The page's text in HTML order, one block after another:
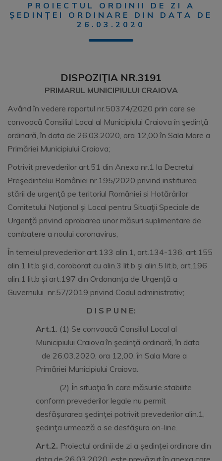
PROIECTUL ORDINII DE ZI A
ȘEDINȚEI ORDINARE DIN DATA DE
26.03.2020
DISPOZIŢIA NR.3191
PRIMARUL MUNICIPIULUI CRAIOVA
Având în vedere raportul nr.50374/2020 prin care se
convoacă Consiliul Local al Municipiului Craiova în şedinţă
ordinară, în data de 26.03.2020, ora 12,00 în Sala Mare a
Primăriei Municipiului Craiova;
Potrivit prevederilor art.51 din Anexa nr.1 la Decretul
Preşedintelui României nr.195/2020 privind instituirea
stării de urgenţă pe teritoriul României si Hotărârilor
Comitetului Naţional şi Local pentru Situaţii Speciale de
Urgenţă privind aprobarea unor măsuri suplimentare de
combatere a noului coronavirus;
În temeiul prevederilor art.133 alin.1, art.134-136, art.155
alin.1 lit.b şi d, coroborat cu alin.3 lit.b şi alin.5 lit.b, art.196
alin.1 lit.b și art.197 din Ordonanța de Urgență a
Guvernului nr.57/2019 privind Codul administrativ;
D I S P U N E:
Art.1. (1) Se convoacă Consiliul Local al
Municipiului Craiova în şedinţă ordinară, în data
de 26.03.2020, ora 12,00, în Sala Mare a
Primăriei Municipiului Craiova.
(2) În situaţia în care măsurile stabilite
conform prevederilor legale nu permit
desfăşurarea şedinţei potrivit prevederilor alin.1,
şedinţa urmează a se desfăşura on-line.
Art.2. Proiectul ordinii de zi a ședinței ordinare din
data de 26.03.2020, este prevăzut în anexa care